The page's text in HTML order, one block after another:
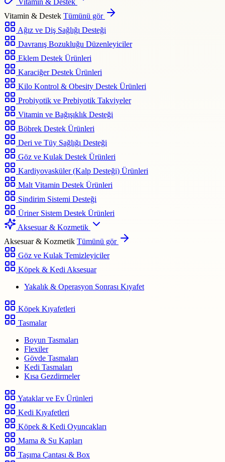
Vitamin & Destek
Vitamin & Destek Tümünü gör
Ağız ve Diş Sağlığı Desteği
Davranış Bozukluğu Düzenleyiciler
Eklem Destek Ürünleri
Karaciğer Destek Ürünleri
Kilo Kontrol & Obesity Destek Ürünleri
Probiyotik ve Prebiyotik Takviyeler
Vitamin ve Bağışıklık Desteği
Böbrek Destek Ürünleri
Deri ve Tüy Sağlığı Desteği
Göz ve Kulak Destek Ürünleri
Kardiyovasküler (Kalp Desteği) Ürünleri
Malt Vitamin Destek Ürünleri
Sindirim Sistemi Desteği
Üriner Sistem Destek Ürünleri
Aksesuar & Kozmetik
Aksesuar & Kozmetik Tümünü gör
Göz ve Kulak Temizleyiciler
Köpek & Kedi Aksesuar
Yakalık & Operasyon Sonrası Kıyafet
Köpek Kıyafetleri
Tasmalar
Boyun Tasmaları
Flexiler
Gövde Tasmaları
Kedi Tasmaları
Kısa Gezdirmeler
Yataklar ve Ev Ürünleri
Kedi Kıyafetleri
Köpek & Kedi Oyuncakları
Mama & Su Kapları
Taşıma Çantası & Box